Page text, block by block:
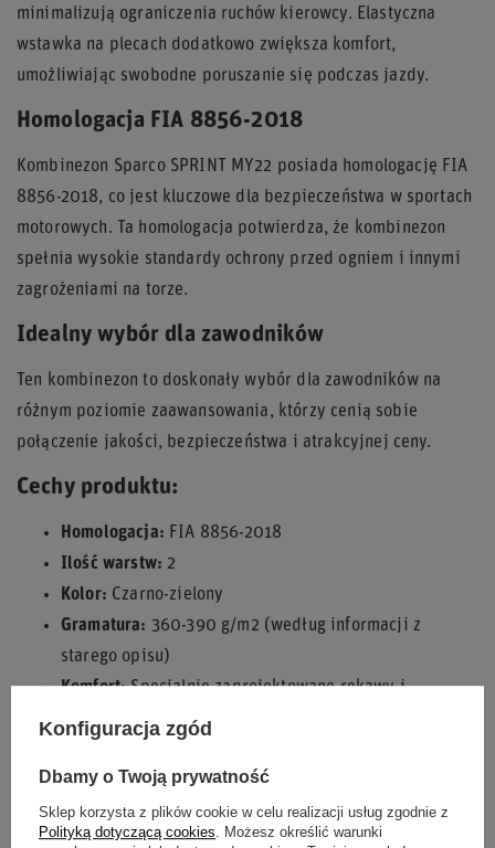
minimalizują ograniczenia ruchów kierowcy. Elastyczna
wstawka na plecach dodatkowo zwiększa komfort,
umożliwiając swobodne poruszanie się podczas jazdy.
Homologacja FIA 8856-2018
Kombinezon Sparco SPRINT MY22 posiada homologację FIA
8856-2018, co jest kluczowe dla bezpieczeństwa w sportach
motorowych. Ta homologacja potwierdza, że kombinezon
spełnia wysokie standardy ochrony przed ogniem i innymi
zagrożeniami na torze.
Idealny wybór dla zawodników
Ten kombinezon to doskonały wybór dla zawodników na
różnym poziomie zaawansowania, którzy cenią sobie
połączenie jakości, bezpieczeństwa i atrakcyjnej ceny.
Cechy produktu:
Homologacja: FIA 8856-2018
Ilość warstw: 2
Kolor: Czarno-zielony
Gramatura: 360-390 g/m2 (według informacji z
starego opisu)
Komfort:Specjalnie zaprojektowane rękawy i
elastyczna wstawka na plecach
Poczuj pewność i komfort na torze z kombinezonem Sparco
SPRINT MY22!
Konfiguracja zgód
Dbamy o Twoją prywatność
Sklep korzysta z plików cookie w celu realizacji usług zgodnie z
Polityką dotyczącą cookies . Możesz określić warunki